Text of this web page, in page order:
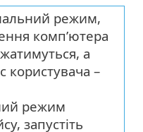
режим,
комп’ютера
а
користувача –
режим
запустіть